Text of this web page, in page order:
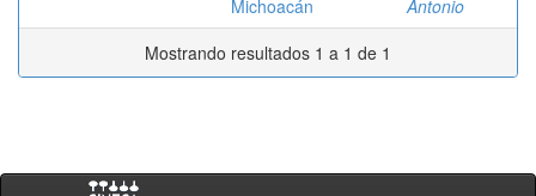
Michoacán
Antonio
Mostrando resultados 1 a 1 de 1